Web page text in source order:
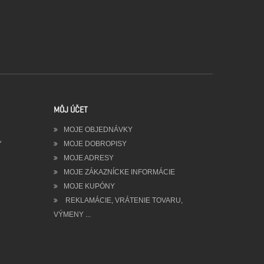
MÔJ ÚČET
MOJE OBJEDNÁVKY
MOJE DOBROPISY
MOJE ADRESY
MOJE ZÁKAZNÍCKE INFORMÁCIE
MOJE KUPÓNY
REKLAMÁCIE, VRÁTENIE TOVARU,
VÝMENY ...